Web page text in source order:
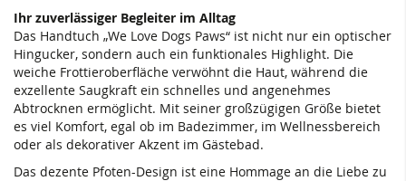
Ihr zuverlässiger Begleiter im Alltag
Das Handtuch „We Love Dogs Paws“ ist nicht nur ein optischer
Hingucker, sondern auch ein funktionales Highlight. Die
weiche Frottieroberfläche verwöhnt die Haut, während die
exzellente Saugkraft ein schnelles und angenehmes
Abtrocknen ermöglicht. Mit seiner großzügigen Größe bietet
es viel Komfort, egal ob im Badezimmer, im Wellnessbereich
oder als dekorativer Akzent im Gästebad.
Das dezente Pfoten-Design ist eine Hommage an die Liebe zu